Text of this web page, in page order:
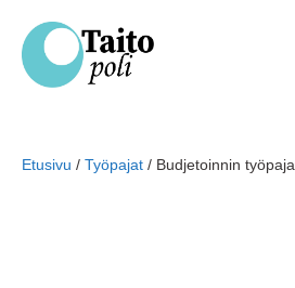
sisältöön
Etusivu / Työpajat / Budjetoinnin työpaja